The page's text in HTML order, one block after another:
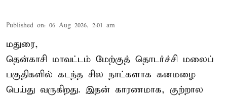
Published on: 06 Aug 2026, 2:01 am
மதுரை,
தென்காசி மாவட்டம் மேற்குத் தொடர்ச்சி மலைப்
பகுதிகளில் கடந்த சில நாட்களாக கனமழை
பெய்து வருகிறது. இதன் காரணமாக, குற்றால